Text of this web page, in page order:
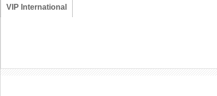
VIP International